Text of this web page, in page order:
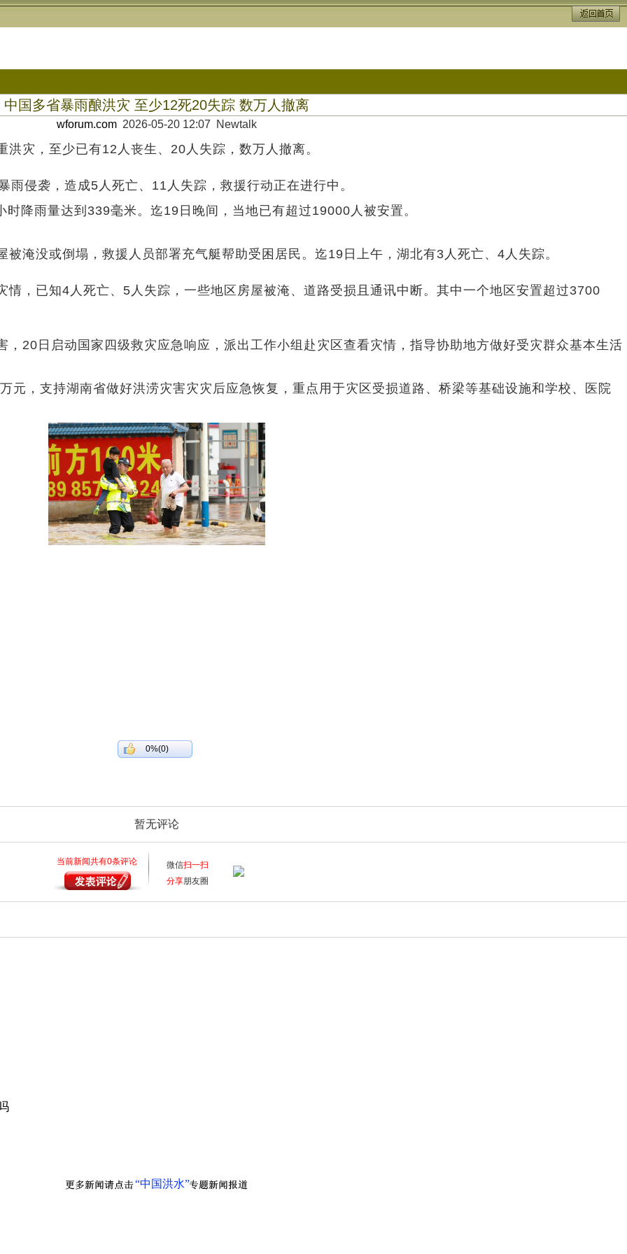
中国多省暴雨酿洪灾 至少12死20失踪 数万人撤离
wforum.com 2026-05-20 12:07 Newtalk
灾，至少已有12人丧生、20人失踪，数万人撤离。
侵袭，造成5人死亡、11人失踪，救援行动正在进行中。
降雨量达到339毫米。迄19日晚间，当地已有超过19000人被安置。
淹没或倒塌，救援人员部署充气艇帮助受困居民。迄19日上午，湖北有3人死亡、4人失踪。
，已知4人死亡、5人失踪，一些地区房屋被淹、道路受损且通讯中断。其中一个地区安置超过3700
20日启动国家四级救灾应急响应，派出工作小组赴灾区查看灾情，指导协助地方做好受灾群众基本生活
元，支持湖南省做好洪涝灾害灾灾后应急恢复，重点用于灾区受损道路、桥梁等基础设施和学校、医院
0%(0)
暂无评论
当前新闻共有0条评论 微信扫一扫
分享朋友圈
“中国洪水”